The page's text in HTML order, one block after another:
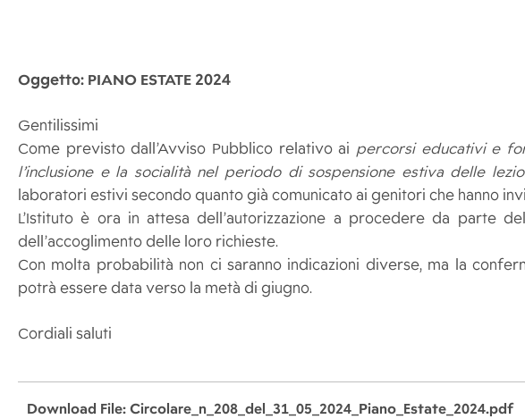
Oggetto: PIANO ESTATE 2024
Gentilissimi
Come previsto dall’Avviso Pubblico relativo ai percorsi educativi e
l’inclusione e la socialità nel periodo di sospensione estiva delle
laboratori estivi secondo quanto già comunicato ai genitori che hanno
L’Istituto è ora in attesa dell’autorizzazione a procedere da parte
dell’accoglimento delle loro richieste.
Con molta probabilità non ci saranno indicazioni diverse, ma la
potrà essere data verso la metà di giugno.
Cordiali saluti
Download File: Circolare_n_208_del_31_05_2024_Piano_Estate_2024.pdf